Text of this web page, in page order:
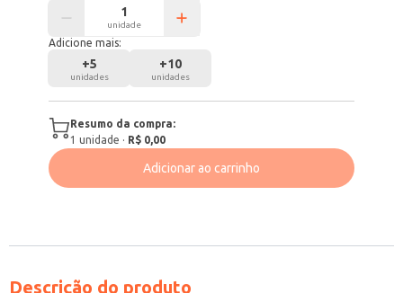
unidade
Adicione mais:
+5
unidades
+10
unidades
Resumo da compra:
1 unidade · R$ 0,00
Adicionar ao carrinho
Descrição do produto